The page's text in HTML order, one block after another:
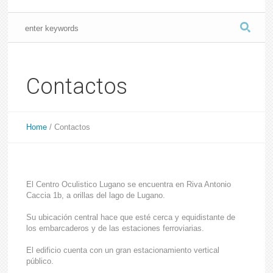
Contactos
Home /Contactos
El Centro Oculistico Lugano se encuentra en Riva Antonio
Caccia 1b, a orillas del lago de Lugano.
Su ubicación central hace que esté cerca y equidistante de
los embarcaderos y de las estaciones ferroviarias.
El edificio cuenta con un gran estacionamiento vertical
público.